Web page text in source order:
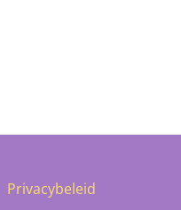
Privacybeleid